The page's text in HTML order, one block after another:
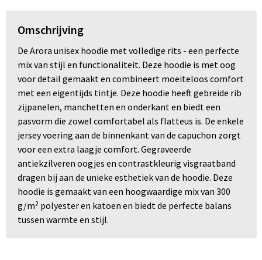
Omschrijving
De Arora unisex hoodie met volledige rits - een perfecte
mix van stijl en functionaliteit. Deze hoodie is met oog
voor detail gemaakt en combineert moeiteloos comfort
met een eigentijds tintje. Deze hoodie heeft gebreide rib
zijpanelen, manchetten en onderkant en biedt een
pasvorm die zowel comfortabel als flatteus is. De enkele
jersey voering aan de binnenkant van de capuchon zorgt
voor een extra laagje comfort. Gegraveerde
antiekzilveren oogjes en contrastkleurig visgraatband
dragen bij aan de unieke esthetiek van de hoodie. Deze
hoodie is gemaakt van een hoogwaardige mix van 300
g/m² polyester en katoen en biedt de perfecte balans
tussen warmte en stijl.